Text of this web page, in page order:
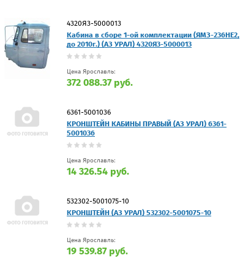
4320Я3-5000013
Кабина в сборе 1-ой комплектации (ЯМЗ-236НЕ2,
до 2010г.) (АЗ УРАЛ) 4320Я3-5000013
Цена Ярославль:
372 088.37 руб.
6361-5001036
КРОНШТЕЙН КАБИНЫ ПРАВЫЙ (АЗ УРАЛ) 6361-
5001036
Цена Ярославль:
14 326.54 руб.
532302-5001075-10
КРОНШТЕЙН (АЗ УРАЛ) 532302-5001075-10
Цена Ярославль:
19 539.87 руб.